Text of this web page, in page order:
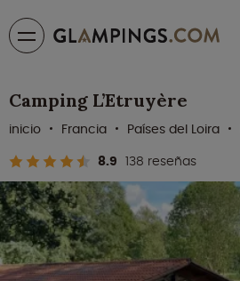
Camping L’Etruyère
8.9 138 reseñas
inicio Francia Países del Loira